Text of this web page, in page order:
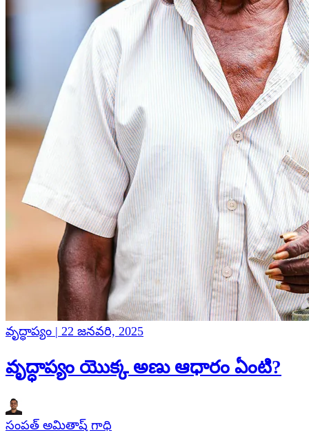
వృద్ధాప్యం | 22 జనవరి, 2025
వృద్ధాప్యం యొక్క అణు ఆధారం ఏంటి?
సంపత్ అమితాష్ గాధి